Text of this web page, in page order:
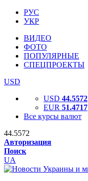
РУС
УКР
ВИДЕО
ФОТО
ПОПУЛЯРНЫЕ
СПЕЦПРОЕКТЫ
USD
USD 44.5572
EUR 51.4717
Все курсы валют
44.5572
Авторизация
Поиск
UA